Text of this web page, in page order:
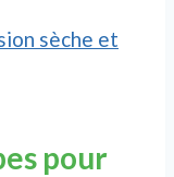
sèche et
pour